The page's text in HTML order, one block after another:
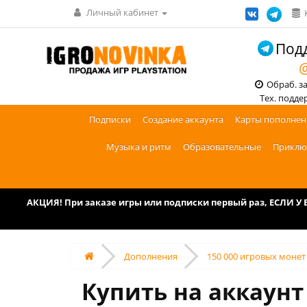
Личный кабинет
Обраб.
Тех.
Подписки
Создание аккаунта Карты
Музыка и ритм Образовательные
АКЦИЯ! При заказе игры или подписки первый раз, ЕСЛИ
Дополнения ‎150 000 игровых
Купить на